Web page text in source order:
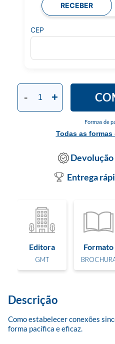
Formas de
Todas as formas
- +
RECEBER
CEP
Devolução
Entrega
Editora
GMT
Formato
Descrição
Como estabelecer conexões
forma pacífica e eficaz.